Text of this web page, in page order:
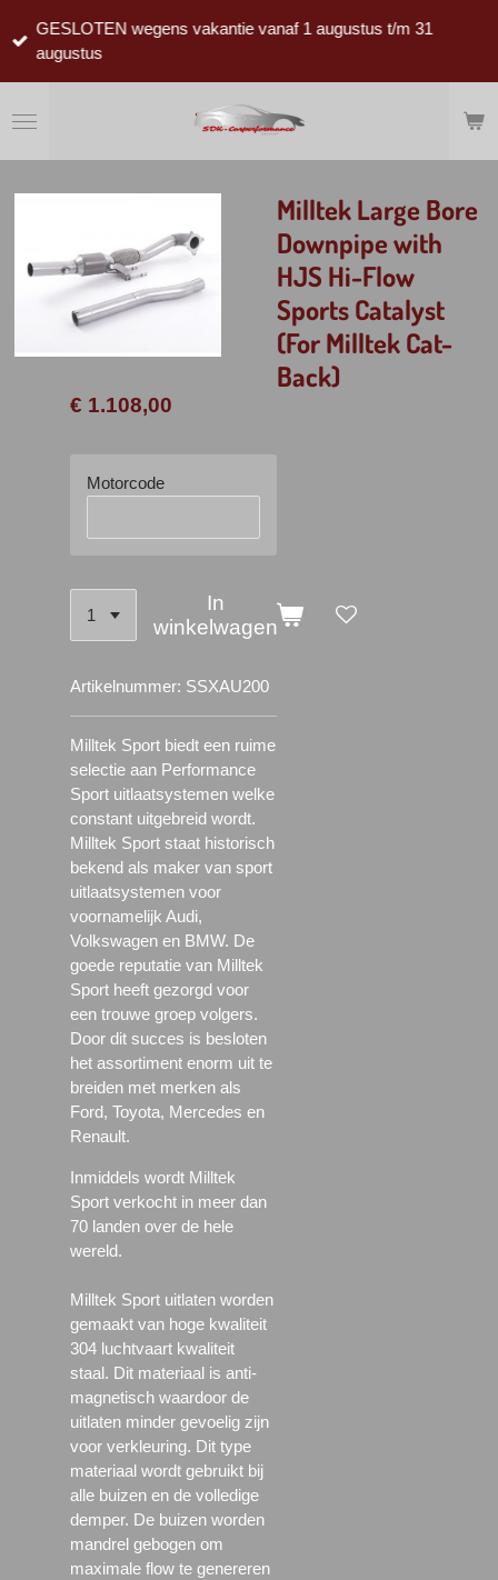
direct
hoofdinhoud
GESLOTEN wegens vakantie vanaf 1 augustus t/m 31
augustus
Milltek Large Bore
Downpipe with
HJS Hi-Flow
Sports Catalyst
(For Milltek Cat-
Back)
€ 1.108,00
Motorcode
In
winkelwagen
Artikelnummer: SSXAU200
Milltek Sport biedt een ruime
selectie aan Performance
Sport uitlaatsystemen welke
constant uitgebreid wordt.
Milltek Sport staat historisch
bekend als maker van sport
uitlaatsystemen voor
voornamelijk Audi,
Volkswagen en BMW. De
goede reputatie van Milltek
Sport heeft gezorgd voor
een trouwe groep volgers.
Door dit succes is besloten
het assortiment enorm uit te
breiden met merken als
Ford, Toyota, Mercedes en
Renault.
Inmiddels wordt Milltek
Sport verkocht in meer dan
70 landen over de hele
wereld.
Milltek Sport uitlaten worden
gemaakt van hoge kwaliteit
304 luchtvaart kwaliteit
staal. Dit materiaal is anti-
magnetisch waardoor de
uitlaten minder gevoelig zijn
voor verkleuring. Dit type
materiaal wordt gebruikt bij
alle buizen en de volledige
demper. De buizen worden
mandrel gebogen om
maximale flow te genereren